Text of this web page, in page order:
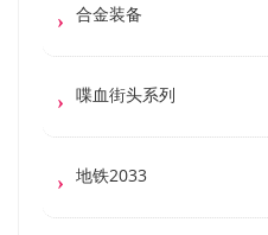
合金装备
喋血街头系列
地铁2033